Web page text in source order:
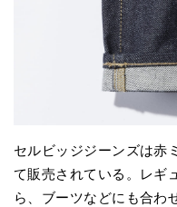
セルビッジジーンズは赤
て販売されている。レギ
ら、ブーツなどにも合わ